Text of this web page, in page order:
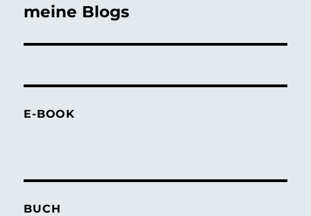
meine Blogs
E-BOOK
BUCH